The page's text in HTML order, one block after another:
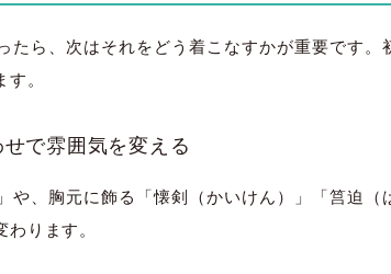
たら、次はそれをどう着こなすかが重要です。
。
で雰囲気を変える
や、胸元に飾る「懐剣（かいけん）」「筥迫（
ります。